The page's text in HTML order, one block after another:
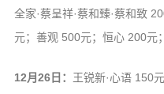
全家·蔡呈祥·蔡和臻·蔡和致
元；善观 500元；恒心 200元
12月26日： 王锐新·心语 150